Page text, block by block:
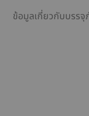
ข้อมูลเกี่ยวกับบรร